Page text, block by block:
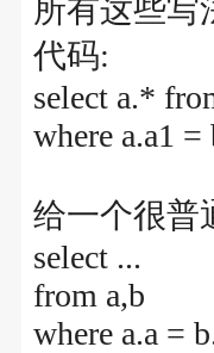
所有这些写
代码:
select a.*
where a.a1
给一个很普
select ...
from a,b
where a.a =